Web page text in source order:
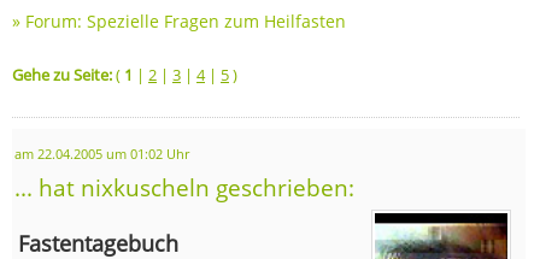
» Forum: Spezielle Fragen zum Heilfasten
Gehe zu Seite:( 1 | 2 | 3 | 4| 5)
am 22.04.2005 um 01:02 Uhr
... hat nixkuscheln geschrieben:
Fastentagebuch